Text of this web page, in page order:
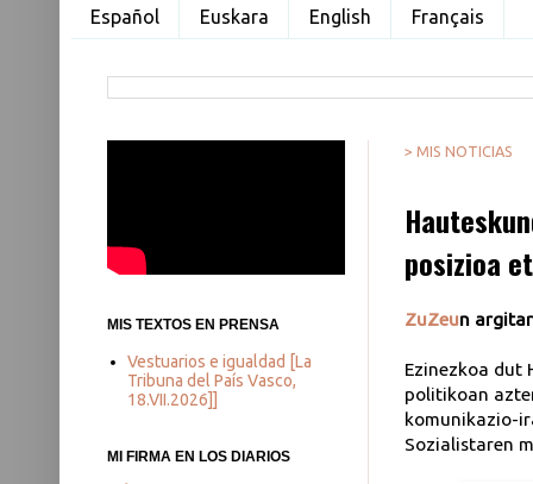
Español Euskara English Français
> MIS NOTICIAS
posizioa
ZuZeun
Ezinezkoa dut
politikoan
komunikazio-
Sozialistaren
MIS TEXTOS EN PRENSA
Vestuarios e igualdad [La
Tribuna del País Vasco,
18.VII.2026]]
MI FIRMA EN LOS DIARIOS